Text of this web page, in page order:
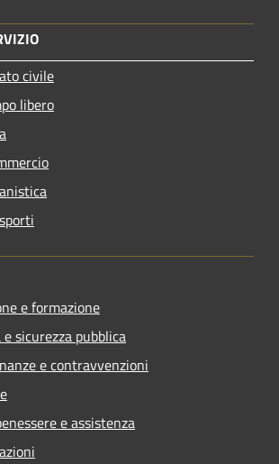
civile
libero
e formazione
sicurezza pubblica
e contravvenzioni
e assistenza